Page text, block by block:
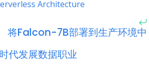
Architecture
将Falcon-7B部署到生产环境中
代发展数据职业